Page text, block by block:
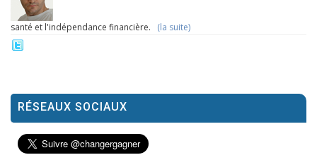
santé et l'indépendance financière. (la suite)
RÉSEAUX SOCIAUX